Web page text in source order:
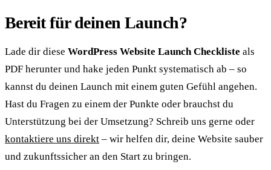
Bereit für deinen Launch?
Lade dir diese WordPress Website Launch Checkliste als
PDF herunter und hake jeden Punkt systematisch ab – so
kannst du deinen Launch mit einem guten Gefühl angehen.
Hast du Fragen zu einem der Punkte oder brauchst du
Unterstützung bei der Umsetzung? Schreib uns gerne oder
kontaktiere uns direkt – wir helfen dir, deine Website sauber
und zukunftssicher an den Start zu bringen.